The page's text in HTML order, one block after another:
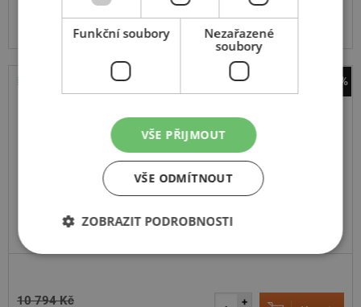
Centrální sklad 20 ks.
-40%
Duravis Van Winter
C,Enliten
10 794 Kč +
Funkční soubory
Nezařazené
soubory
VŠE PŘIJMOUT
VŠE ODMÍTNOUT
ZOBRAZIT PODROBNOSTI